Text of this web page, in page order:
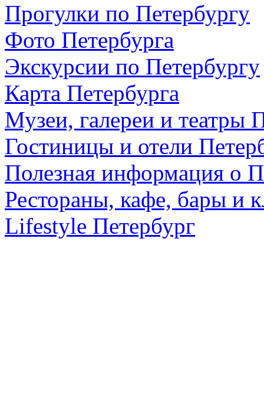
Прогулки по Петербургу
Фото Петербурга
Экскурсии по Петербургу
Карта Петербурга
Музеи, галереи и театры
Гостиницы и отели
Полезная информация о
Рестораны, кафе, бары и
Lifestyle Петербург